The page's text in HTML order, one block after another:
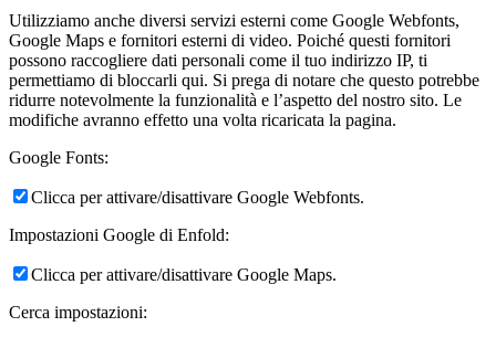
Utilizziamo anche diversi servizi esterni come Google Webfonts,
Google Maps e fornitori esterni di video. Poiché questi fornitori
possono raccogliere dati personali come il tuo indirizzo IP, ti
permettiamo di bloccarli qui. Si prega di notare che questo potrebbe
ridurre notevolmente la funzionalità e l’aspetto del nostro sito. Le
modifiche avranno effetto una volta ricaricata la pagina.
Google Fonts:
Clicca per attivare/disattivare Google Webfonts.
Impostazioni Google di Enfold:
Clicca per attivare/disattivare Google Maps.
Cerca impostazioni: